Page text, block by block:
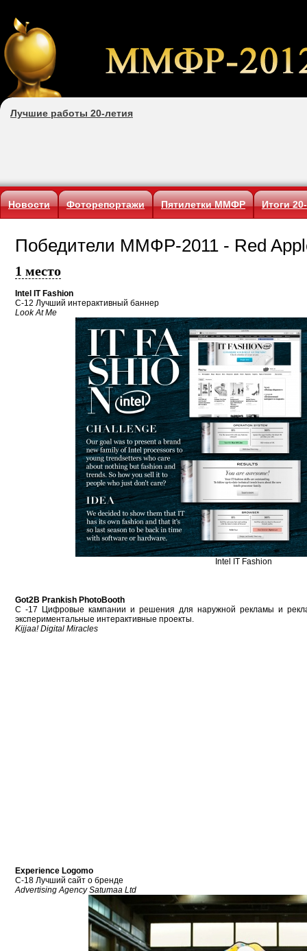
Лучшие работы 20-летия
Новости Фоторепортажи Пятилетки ММФР Итоги
Победители ММФР-2011 - Red
1 место
Intel IT Fashion
C-12 Лучший интерактивный баннер
Look At Me
Intel IT Fashion
Got2B Prankish PhotoBooth
С -17 Цифровые кампании и решения для наружной рекламы и
экспериментальные интерактивные проекты.
Kijjaa! Digital Miracles
Experience Logomo
С-18 Лучший сайт о бренде
Advertising Agency Satumaa Ltd